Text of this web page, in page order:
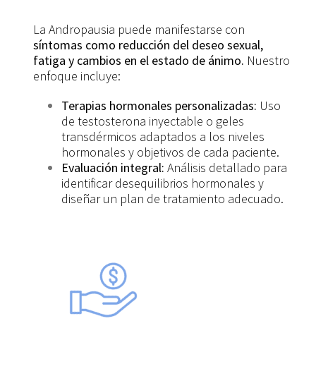
La Andropausia puede manifestarse con
síntomas como reducción del deseo sexual,
fatiga y cambios en el estado de ánimo. Nuestro
enfoque incluye:
Terapias hormonales personalizadas: Uso
de testosterona inyectable o geles
transdérmicos adaptados a los niveles
hormonales y objetivos de cada paciente.
Evaluación integral: Análisis detallado para
identificar desequilibrios hormonales y
diseñar un plan de tratamiento adecuado.